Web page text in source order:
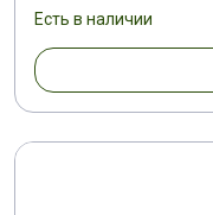
Есть в наличии